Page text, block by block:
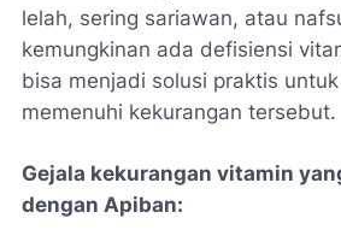
lelah, sering sariawan, atau
kemungkinan ada defisiensi
bisa menjadi solusi praktis
memenuhi kekurangan tersebut.
Gejala kekurangan vitamin
dengan Apiban: